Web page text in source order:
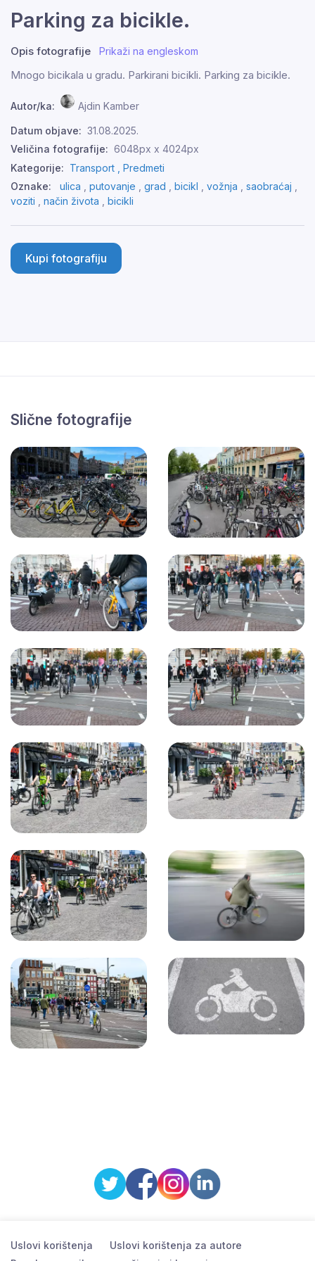
Parking za bicikle.
Opis fotografije Prikaži na engleskom
Mnogo bicikala u gradu. Parkirani bicikli. Parking za bicikle.
Autor/ka: Ajdin Kamber
Datum objave: 31.08.2025.
Veličina fotografije: 6048px x 4024px
Kategorije: Transport , Predmeti
Oznake:
ulica putovanje grad bicikl vožnja saobraćaj
voziti
način života bicikli
Kupi fotografiju
Slične fotografije
Uslovi korištenja
Uslovi korištenja za autore